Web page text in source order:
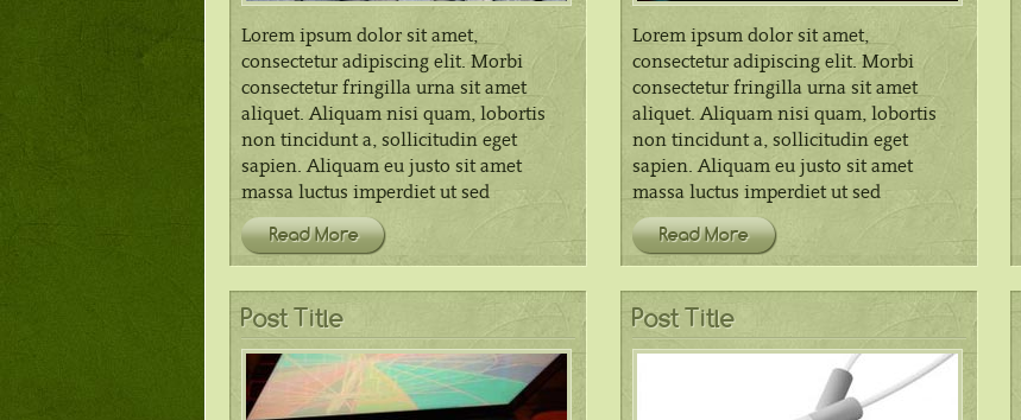
Lorem ipsum dolor sit amet,
consectetur adipiscing elit. Morbi
consectetur fringilla urna sit amet
aliquet. Aliquam nisi quam, lobortis
non tincidunt a, sollicitudin eget
sapien. Aliquam eu justo sit amet
massa luctus imperdiet ut sed
Read More
Post Title
Lorem ipsum dolor sit amet,
consectetur adipiscing elit. Morbi
consectetur fringilla urna sit amet
aliquet. Aliquam nisi quam, lobortis
non tincidunt a, sollicitudin eget
sapien. Aliquam eu justo sit amet
massa luctus imperdiet ut sed
Read More
Post Title